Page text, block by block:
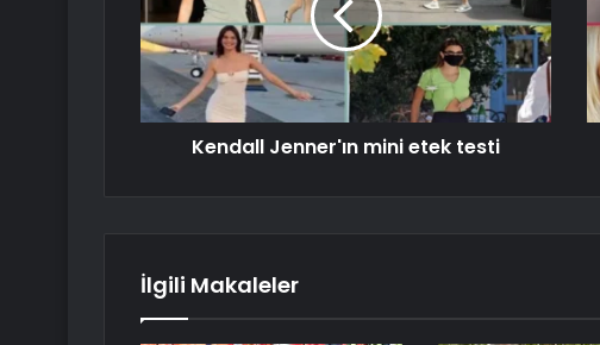
Kendall Jenner'ın mini etek testi
İlgili Makaleler